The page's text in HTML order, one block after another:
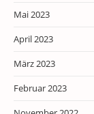
Mai 2023
April 2023
März 2023
Februar 2023